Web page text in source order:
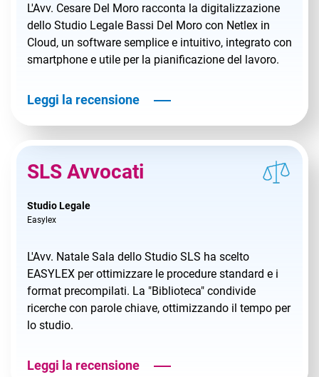
L'Avv. Cesare Del Moro racconta la digitalizzazione
dello Studio Legale Bassi Del Moro con Netlex in
Cloud, un software semplice e intuitivo, integrato con
smartphone e utile per la pianificazione del lavoro.
Leggi la recensione
SLS Avvocati
Studio Legale
Easylex
L'Avv. Natale Sala dello Studio SLS ha scelto
EASYLEX per ottimizzare le procedure standard e i
format precompilati. La "Biblioteca" condivide
ricerche con parole chiave, ottimizzando il tempo per
lo studio.
Leggi la recensione